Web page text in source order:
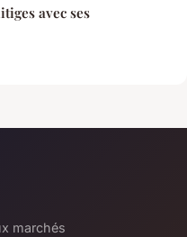
avec ses
marchés